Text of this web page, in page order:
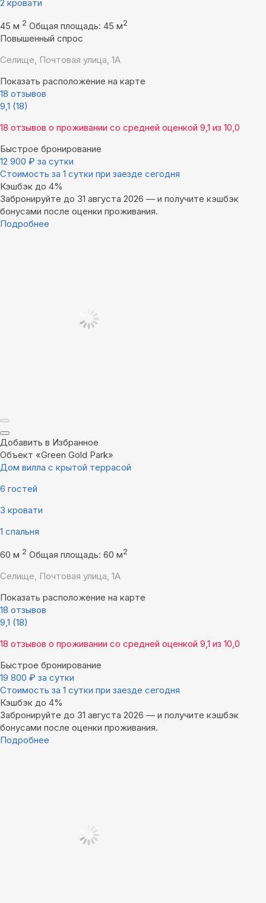
2 кровати
45 м 2 Общая площадь: 45 м2
Повышенный спрос
Селище, Почтовая улица, 1А
Показать расположение на карте
18 отзывов
9,1 (18)
18 отзывов о проживании со средней оценкой 9,1 из 10,0
Быстрое бронирование
12 900 ₽ за сутки
Стоимость за 1 сутки при заезде сегодня
Кэшбэк до 4%
Забронируйте до 31 августа 2026 — и получите кэшбэк
бонусами после оценки проживания.
Подробнее
Добавить в Избранное
Объект «Green Gold Park»
Дом вилла с крытой террасой
6 гостей
3 кровати
1 спальня
60 м 2 Общая площадь: 60 м2
Селище, Почтовая улица, 1А
Показать расположение на карте
18 отзывов
9,1 (18)
18 отзывов о проживании со средней оценкой 9,1 из 10,0
Быстрое бронирование
19 800 ₽ за сутки
Стоимость за 1 сутки при заезде сегодня
Кэшбэк до 4%
Забронируйте до 31 августа 2026 — и получите кэшбэк
бонусами после оценки проживания.
Подробнее